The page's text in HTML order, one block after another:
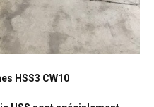
HSS3 CW10